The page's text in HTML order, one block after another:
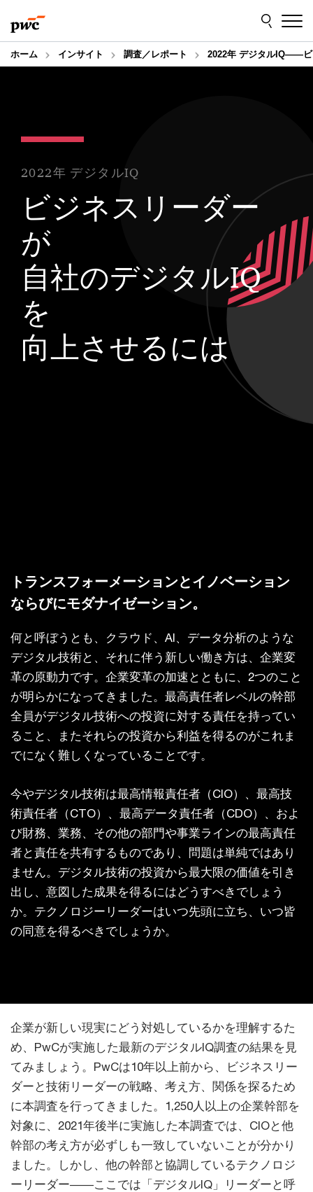
to
content
to
footer
ホーム インサイト 調査／レポート 2022年 デジタルIQ――ビ
2022年 デジタルIQ
ビジネスリーダー
が
自社のデジタルIQ
を
向上させるには
トランスフォーメーションとイノベーション
ならびにモダナイゼーション。
何と呼ぼうとも、クラウド、AI、データ分析のような
デジタル技術と、それに伴う新しい働き方は、企業変
革の原動力です。企業変革の加速とともに、2つのこと
が明らかになってきました。最高責任者レベルの幹部
全員がデジタル技術への投資に対する責任を持ってい
ること、またそれらの投資から利益を得るのがこれま
でになく難しくなっていることです。
今やデジタル技術は最高情報責任者（CIO）、最高技
術責任者（CTO）、最高データ責任者（CDO）、およ
び財務、業務、その他の部門や事業ラインの最高責任
者と責任を共有するものであり、問題は単純ではあり
ません。デジタル技術の投資から最大限の価値を引き
出し、意図した成果を得るにはどうすべきでしょう
か。テクノロジーリーダーはいつ先頭に立ち、いつ皆
の同意を得るべきでしょうか。
企業が新しい現実にどう対処しているかを理解するた
め、PwCが実施した最新のデジタルIQ調査の結果を見
てみましょう。PwCは10年以上前から、ビジネスリー
ダーと技術リーダーの戦略、考え方、関係を探るため
に本調査を行ってきました。1,250人以上の企業幹部を
対象に、2021年後半に実施した本調査では、CIOと他
幹部の考え方が必ずしも一致していないことが分かり
ました。しかし、他の幹部と協調しているテクノロジ
ーリーダー――ここでは「デジタルIQ」リーダーと呼